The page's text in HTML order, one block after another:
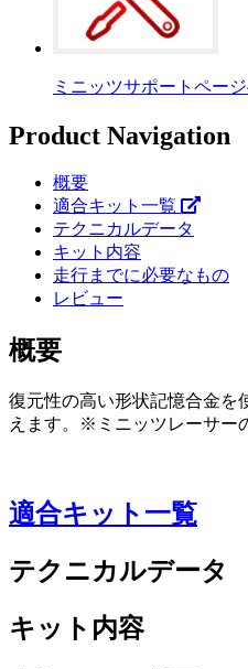
ミニッツサポートペー
Product Navigation
概要
適合キット一覧
テクニカルデータ
キット内容
走行までに必要なもの
レビュー
概要
復元性の高い形状記憶合金を
えます。※ミニッツレーサー
適合キット一覧
テクニカルデータ
キット内容